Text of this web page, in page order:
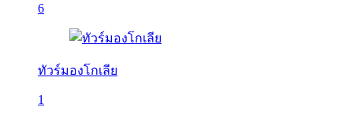
6
ทัวร์มองโกเลีย
1